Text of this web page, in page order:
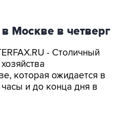
Москве в четверг
- Столичный
которая ожидается в
и до конца дня в